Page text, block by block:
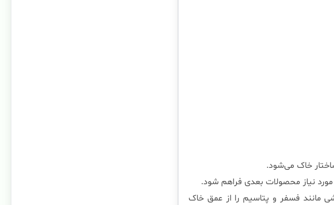
خاک می‌شود.
نیاز محصولات بعدی فراهم شود.
مانند فسفر و پتاسیم را از عمق خاک